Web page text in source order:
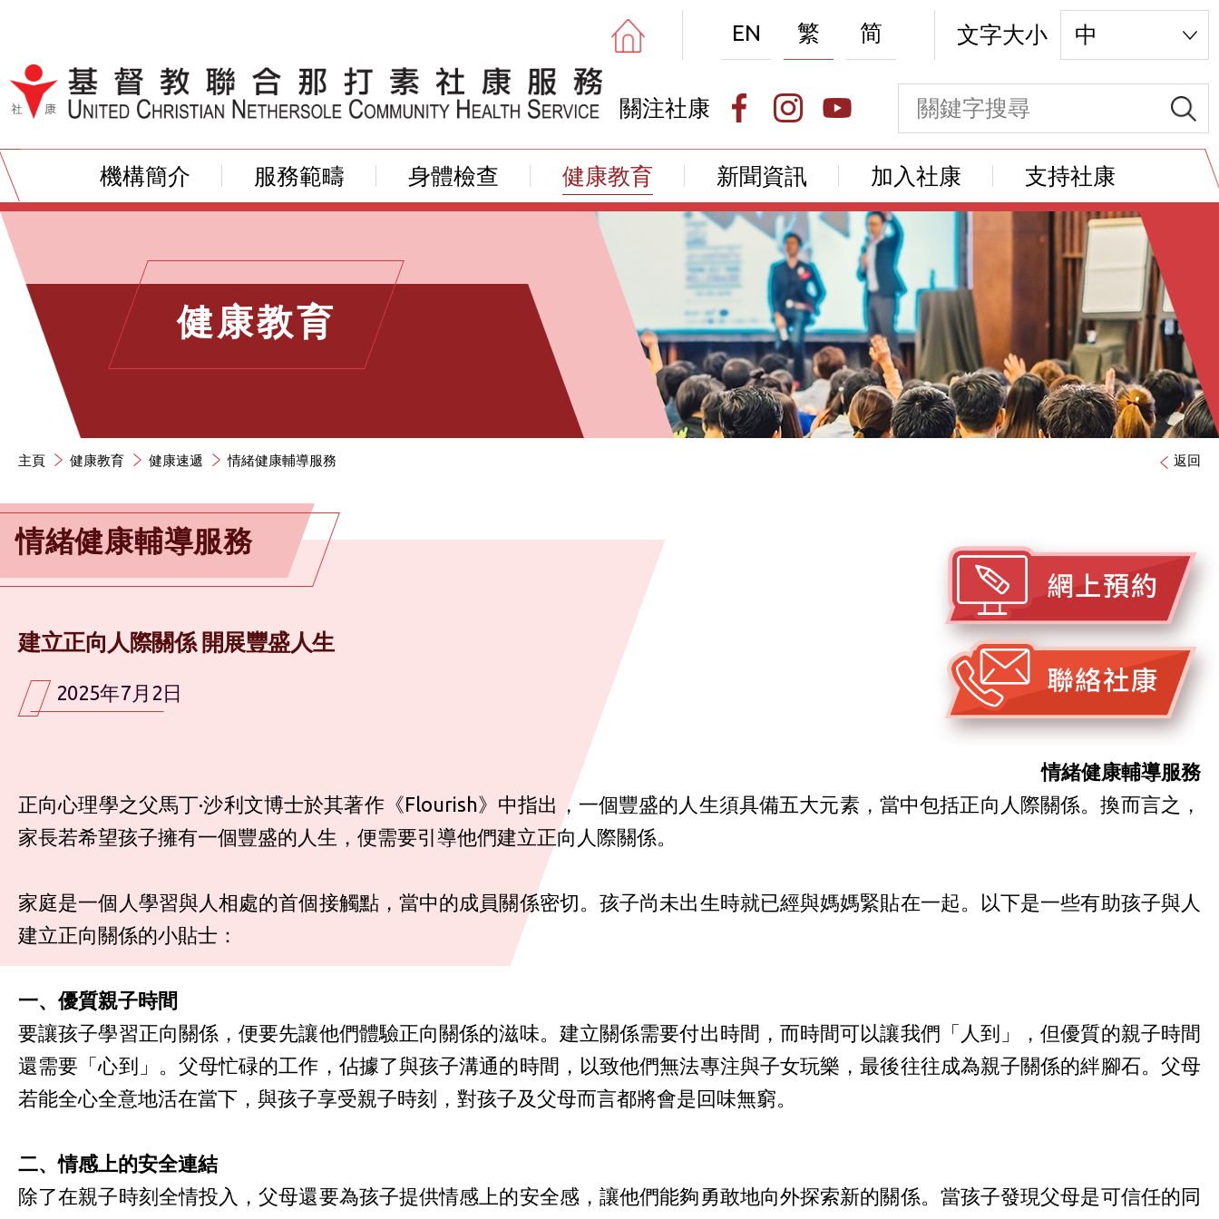
跳到內容（按輸入鍵）
EN 繁 简 文字大小 中
關注社康
機構簡介 服務範疇 身體檢查 健康教育 新聞資訊 加入社康 支持社康
健康教育
返回
主頁 健康教育 健康速遞 情緒健康輔導服務
情緒健康輔導服務
建立正向人際關係 開展豐盛人生
2025年7月2日
情緒健康輔導服務
正向心理學之父馬丁·沙利文博士於其著作《Flourish》中指出，一個豐盛的人生須具備五大元素，當中包括正向人際關係。換而言之，
家長若希望孩子擁有一個豐盛的人生，便需要引導他們建立正向人際關係。
家庭是一個人學習與人相處的首個接觸點，當中的成員關係密切。孩子尚未出生時就已經與媽媽緊貼在一起。以下是一些有助孩子與人
建立正向關係的小貼士：
一、優質親子時間
要讓孩子學習正向關係，便要先讓他們體驗正向關係的滋味。建立關係需要付出時間，而時間可以讓我們「人到」，但優質的親子時間
還需要「心到」。父母忙碌的工作，佔據了與孩子溝通的時間，以致他們無法專注與子女玩樂，最後往往成為親子關係的絆腳石。父母
若能全心全意地活在當下，與孩子享受親子時刻，對孩子及父母而言都將會是回味無窮。
二、情感上的安全連結
除了在親子時刻全情投入，父母還要為孩子提供情感上的安全感，讓他們能夠勇敢地向外探索新的關係。當孩子發現父母是可信任的同